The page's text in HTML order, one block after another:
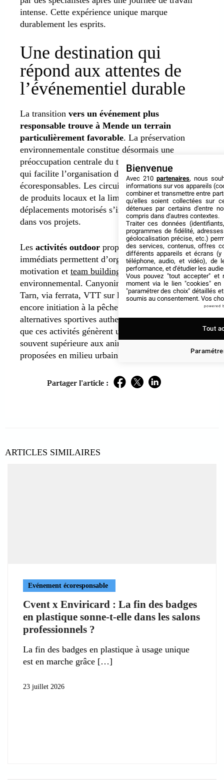
intense. Cette expérience unique marque
durablement les esprits.
Une destination qui
répond aux attentes de
l’événementiel durable
La transition vers un événement plus
responsable trouve à Mende un terrain
particulièrement favorable. La préservation
environnementale constitue désormais une
préoccupation centrale du territoire lozérien, ce
qui facilite l’organisation de manifestations
écoresponsables. Les circuits courts, l’utilisation
de produits locaux et la limitation des
déplacements motorisés s’intègrent naturellement
dans vos projets.
Les activités outdoor proposées dans les environs
immédiats permettent d’organiser des voyages de
motivation et team buildings
à faible impact
environnemental. Canyoning dans les gorges du
Tarn, via ferrata, VTT sur les chemins balisés ou
encore initiation à la pêche en rivière offrent des
alternatives sportives authentiques. Je remarque
que ces activités génèrent une cohésion d’équipe
souvent supérieure aux animations artificielles
proposées en milieu urbain.
Partager l'article : Facebook
TwitterLinkedIn
ARTICLES SIMILAIRES
Evénement écoresponsable
Cvent x Enviricard : La fin des badges
en plastique sonne-t-elle dans les salons
professionnels ?
La fin des badges en plastique à usage unique
est en marche grâce
23 juillet 2026
Bienvenue
Avec 210 partenaires, nous
informations sur vos appareils
combiner et transmettre entre
qu'elles soient collectées sur
détenues par certains d'entre
compris dans d'autres contextes.
Traiter ces données
programmes de fidélité,
géolocalisation précise, etc.)
des services, contenus, offres
différents appareils et écrans (y
téléphone, audio, et vidéo), de
performance, et d'étudier les
Vous pouvez "tout accepter" et
moment via le lien "cookies" en
"paramétrer des choix" détaillés
soumis au consentement. Vos
powered
Tout